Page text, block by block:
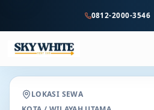
utama
0812-2000-3546
LOKASI SEWA